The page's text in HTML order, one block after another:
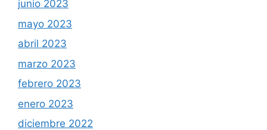
junio 2023
mayo 2023
abril 2023
marzo 2023
febrero 2023
enero 2023
diciembre 2022